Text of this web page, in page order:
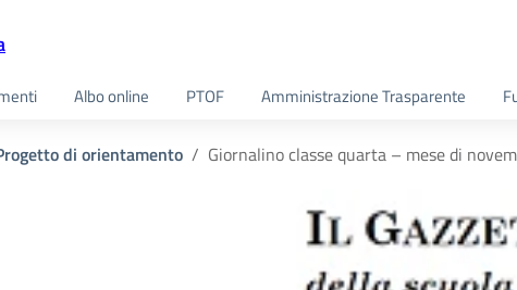
Albo online PTOF Amministrazione Trasparente
di orientamento Giornalino classe quarta – mese di